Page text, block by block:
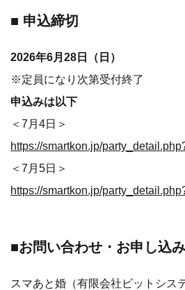
■ 申込締切
2026年6月28日（日）
※定員になり次第受付終了
申込みは以下
＜7月4日＞
https://smartkon.jp/
＜7月5日＞
https://smartkon.jp/
■お問い合わせ・お申し込み
スマあと婚（有限会社ビットシス